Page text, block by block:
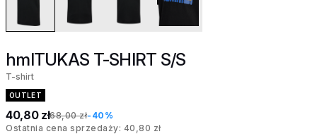
hmlTUKAS T-SHIRT S/S
T-shirt
OUTLET
40,80 zł68,00 zł-40%
Ostatnia cena sprzedaży: 40,80 zł